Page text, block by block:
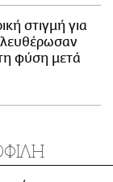
στιγμή για
φύση μετά